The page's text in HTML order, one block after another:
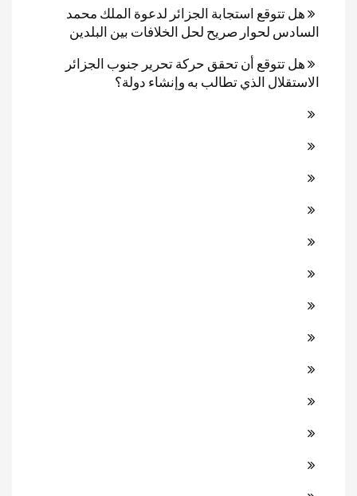
هل تتوقع استجابة الجزائر لدعوة الملك محمد
السادس لحوار صريح لحل الخلافات بين البلدين
هل تتوقع أن تحقق حركة تحرير جنوب الجزائر
الاستقلال الذي تطالب به وإنشاء دولة؟